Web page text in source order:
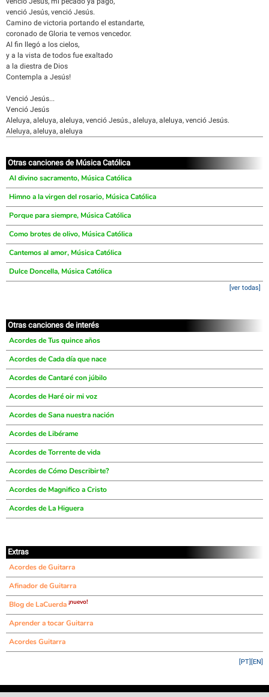
venció Jesús, venció Jesús.
Camino de victoria portando el estandarte,
coronado de Gloria te vemos vencedor.
Al fin llegó a los cielos,
y a la vista de todos fue exaltado
a la diestra de Dios
Contempla a Jesús!
Venció Jesús...
Venció Jesús
Aleluya, aleluya, aleluya, venció Jesús., aleluya, aleluya, venció Jesús.
Aleluya, aleluya, aleluya
Otras canciones de Música Católica
Al divino sacramento, Música Católica
Himno a la virgen del rosario, Música Católica
Porque para siempre, Música Católica
Como brotes de olivo, Música Católica
Cantemos al amor, Música Católica
Dulce Doncella, Música Católica
[ver todas]
Otras canciones de interés
Acordes de Tus quince años
Acordes de Cada día que nace
Acordes de Cantaré con júbilo
Acordes de Haré oir mi voz
Acordes de Sana nuestra nación
Acordes de Libérame
Acordes de Torrente de vida
Acordes de Cómo Describirte?
Acordes de Magnifico a Cristo
Acordes de La Higuera
Extras
Acordes de Guitarra
Afinador de Guitarra
Blog de LaCuerda ¡nuevo!
Aprender a tocar Guitarra
Acordes Guitarra
[EN]
[PT]